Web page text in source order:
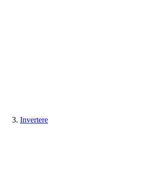
Invertere